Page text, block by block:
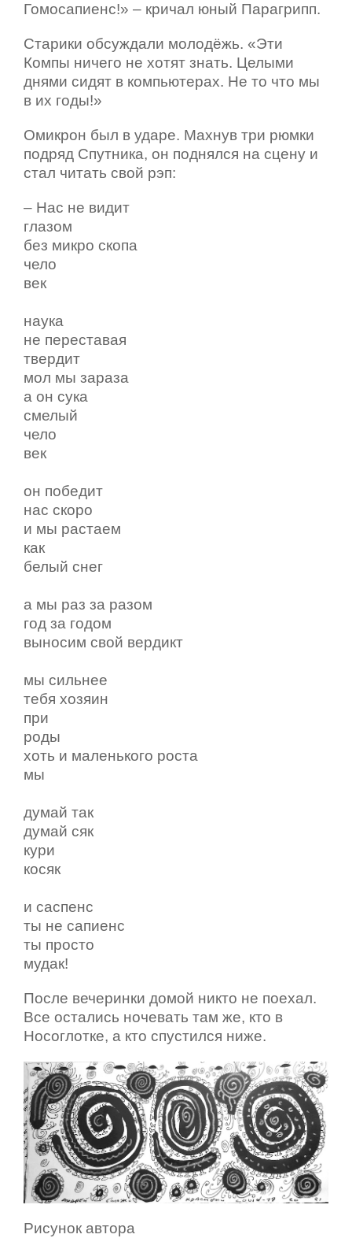
Гомосапиенс!» – кричал юный Парагрипп.
Старики обсуждали молодёжь. «Эти
Компы ничего не хотят знать. Целыми
днями сидят в компьютерах. Не то что мы
в их годы!»
Омикрон был в ударе. Махнув три рюмки
подряд Спутника, он поднялся на сцену и
стал читать свой рэп:
– Нас не видит
глазом
без микро скопа
чело
век
наука
не переставая
твердит
мол мы зараза
а он сука
смелый
чело
век
он победит
нас скоро
и мы растаем
как
белый снег
а мы раз за разом
год за годом
выносим свой вердикт
мы сильнее
тебя хозяин
при
роды
хоть и маленького роста
мы
думай так
думай сяк
кури
косяк
и саспенс
ты не сапиенс
ты просто
мудак!
После вечеринки домой никто не поехал.
Все остались ночевать там же, кто в
Носоглотке, а кто спустился ниже.
Рисунок автора